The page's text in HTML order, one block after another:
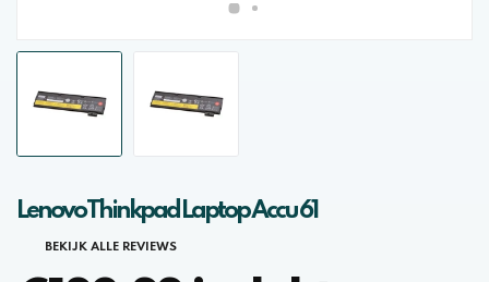
Lenovo Thinkpad Laptop Accu 61
BEKIJK ALLE REVIEWS